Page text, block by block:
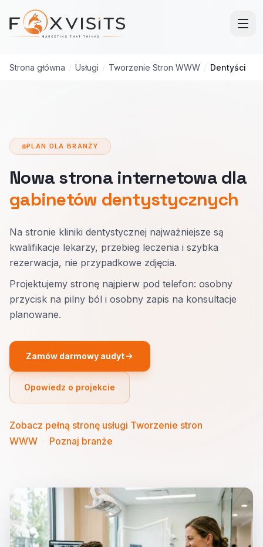
Przejdź do treści głównej
Strona główna / Usługi / Tworzenie Stron WWW / Dentyści
PLAN DLA BRANŻY
Nowa strona internetowa dla
gabinetów dentystycznych
Na stronie kliniki dentystycznej najważniejsze są
kwalifikacje lekarzy, przebieg leczenia i szybka
rezerwacja, nie przypadkowe zdjęcia.
Projektujemy stronę najpierw pod telefon: osobny
przycisk na pilny ból i osobny zapis na konsultacje
planowane.
Zamów darmowy audyt
Opowiedz o projekcie
Zobacz pełną stronę usługi Tworzenie stron
WWW
Poznaj branże